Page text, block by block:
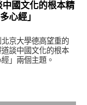
國文化的根本精
心經」
京大學德高望重的
談中國文化的根本
」兩個主題。